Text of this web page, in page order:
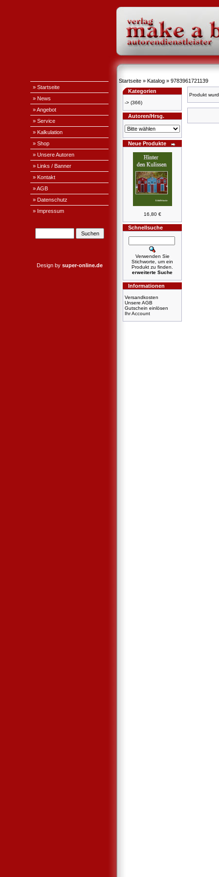
» Startseite
» News
» Angebot
» Service
» Kalkulation
» Shop
» Unsere Autoren
» Links / Banner
» Kontakt
» AGB
» Datenschutz
» Impressum
Design by super-online.de
Startseite » Katalog » 9783961721139
Kategorien
-> (366)
Autoren/Hrsg.
Neue Produkte
16,80 €
Schnellsuche
Verwenden Sie
Stichworte, um ein
Produkt zu finden.
erweiterte Suche
Informationen
Versandkosten
Unsere AGB
Gutschein einlösen
Ihr Account
Produkt